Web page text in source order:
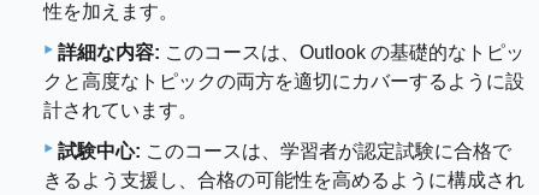
性を加えます。
詳細な内容: このコースは、Outlook の基礎的なトピッ
クと高度なトピックの両方を適切にカバーするように設
計されています。
試験中心: このコースは、学習者が認定試験に合格で
きるよう支援し、合格の可能性を高めるように構成され